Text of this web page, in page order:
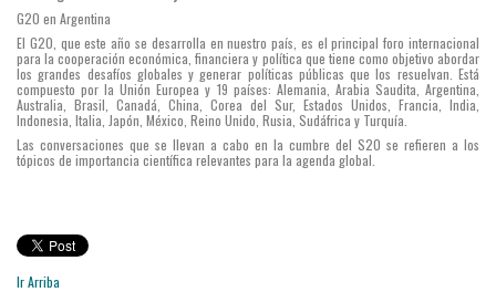
G20 en Argentina
El G20, que este año se desarrolla en nuestro país, es el principal foro internacional
para la cooperación económica, financiera y política que tiene como objetivo abordar
los grandes desafíos globales y generar políticas públicas que los resuelvan. Está
compuesto por la Unión Europea y 19 países: Alemania, Arabia Saudita, Argentina,
Australia, Brasil, Canadá, China, Corea del Sur, Estados Unidos, Francia, India,
Indonesia, Italia, Japón, México, Reino Unido, Rusia, Sudáfrica y Turquía.
Las conversaciones que se llevan a cabo en la cumbre del S20 se refieren a los
tópicos de importancia científica relevantes para la agenda global.
Ir Arriba